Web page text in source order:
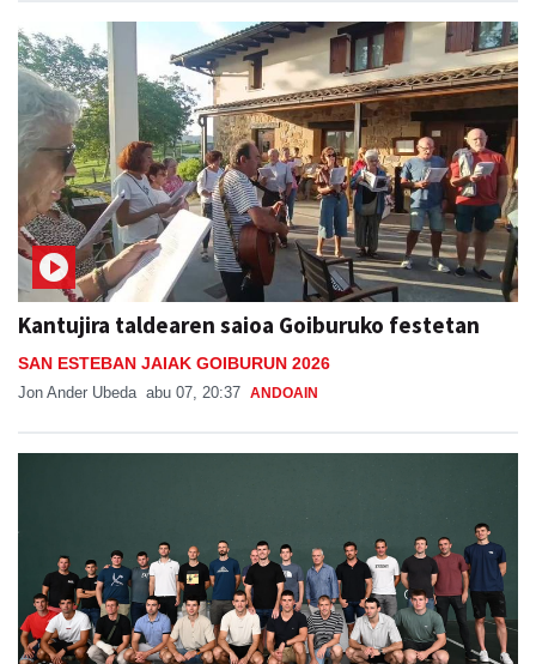
Kantujira taldearen saioa Goiburuko festetan
SAN ESTEBAN JAIAK GOIBURUN 2026
Jon Ander Ubeda abu 07, 20:37 ANDOAIN